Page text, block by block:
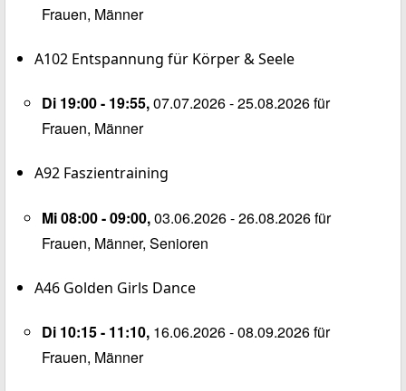
Frauen, Männer
A102 Entspannung für Körper & Seele
Di 19:00 - 19:55,07.07.2026 - 25.08.2026 für
Frauen, Männer
A92 Faszientraining
Mi 08:00 - 09:00,03.06.2026 - 26.08.2026 für
Frauen, Männer, Senioren
A46 Golden Girls Dance
Di 10:15 - 11:10, 16.06.2026 - 08.09.2026 für
Frauen, Männer